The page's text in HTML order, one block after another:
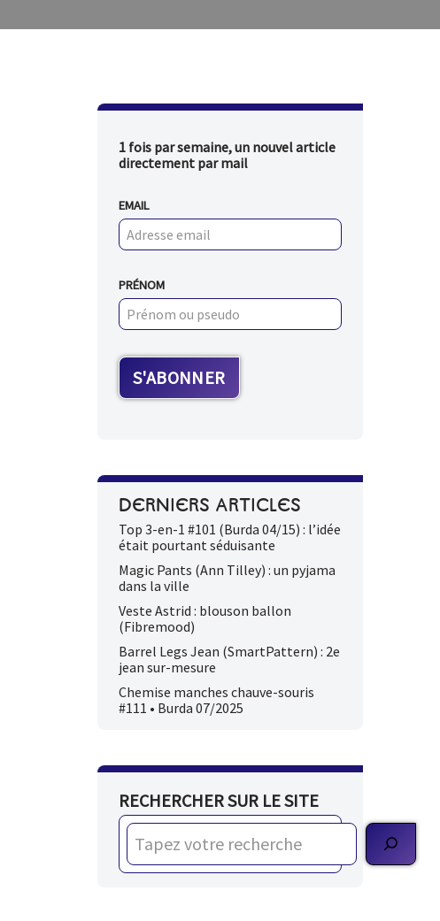
1 fois par semaine, un nouvel article
directement par mail
EMAIL
PRÉNOM
DERNIERS ARTICLES
Top 3-en-1 #101 (Burda 04/15) : l’idée
était pourtant séduisante
Magic Pants (Ann Tilley) : un pyjama
dans la ville
Veste Astrid : blouson ballon
(Fibremood)
Barrel Legs Jean (SmartPattern) : 2e
jean sur-mesure
Chemise manches chauve-souris
#111 • Burda 07/2025
RECHERCHER SUR LE SITE